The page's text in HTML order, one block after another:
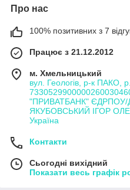
Про нас
100% позитивних з 7
Працює з 21.12.2012
м. Хмельницький
вул. Геологів, р-к ПАКО,
"ПРИВАТБАНК" ЄДРПОУ/
ЯКУБОВСЬКИЙ ІГОР
Україна
Контакти
Сьогодні вихідний
Показати весь графік